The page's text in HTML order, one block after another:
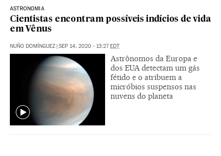
ASTRONOMIA
Cientistas encontram possíveis indícios de vida
em Vênus
NUÑO DOMÍNGUEZ SEP 14, 2020 - 13:27 EDT
Astrônomos da Europa e
dos EUA detectam um gás
fétido e o atribuem a
micróbios suspensos nas
nuvens do planeta